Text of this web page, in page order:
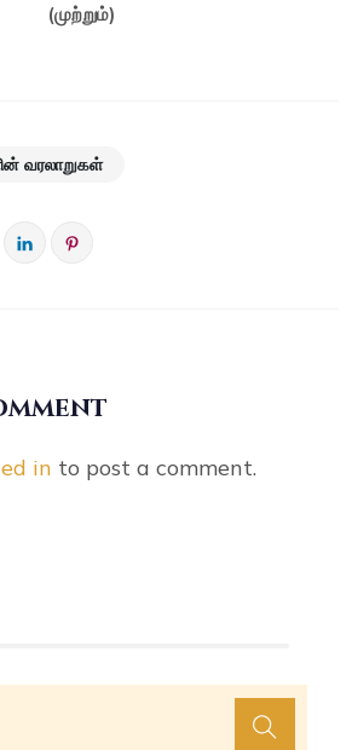
(முற்றும்)
வரலாறுகள்
in to post a comment.